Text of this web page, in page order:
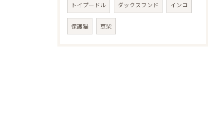
トイプードル ダックスフンド インコ
保護猫 豆柴